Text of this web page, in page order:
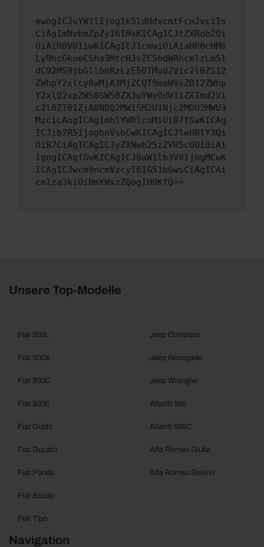
ewogICJuYW1lIjogIk5ldHdvcmtFcnJvciIs
CiAgImNvbmZpZyI6IHsKICAgICJtZXRob2Qi
OiAiR0VUIiwKICAgICJ1cmwiOiAiaHR0cHM6
Ly9hcGkueC5ha3MtcHJvZC5hdWRhcmlzLm5l
dC92MS9jbGllbnRzLzE5OTMvd2Vic2l0ZS12
ZWhpY2xlcy8wMjA3MjZCQT9maWVsZD12ZWhp
Y2xlQ2xpZW50SW50ZXJuYWxOdW1iZXImd2Vi
c2l0ZT01ZjA0NDQ2MWI5M2U1Njc2MDU2MWU3
MzciLAogICAgImhlYWRlcnMiOiB7fSwKICAg
ICJib2R5IjogbnVsbCwKICAgICJleHBlY3Qi
OiB7CiAgICAgICJyZXNwb25zZVR5cGUiOiAi
IgogICAgfSwKICAgICJ0aW1lb3V0IjogMCwK
ICAgICJwcm9ncmVzcyI6IG51bGwsCiAgICAi
cmlza3kiOiBmYWxzZQogIH0KfQ==
Unsere Top-Modelle
Fiat 500L
Fiat 500X
Fiat 500C
Fiat 500E
Fiat Doblo
Fiat Ducato
Fiat Panda
Fiat Scudo
Fiat Tipo
Jeep Compass
Jeep Renegade
Jeep Wrangler
Abarth 595
Abarth 595C
Alfa Romeo Giulia
Alfa Romeo Stelvio
Navigation